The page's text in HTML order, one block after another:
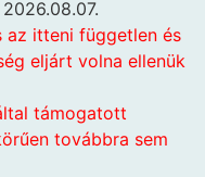
2026.08.07.
az itteni független és
eljárt volna ellenük
támogatott
továbbra sem